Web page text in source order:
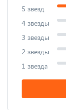
5 звезд
4 звезды
3 звезды
2 звезды
1 звезда